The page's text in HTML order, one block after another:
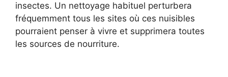
insectes. Un nettoyage habituel perturbera
fréquemment tous les sites où ces nuisibles
pourraient penser à vivre et supprimera toutes
les sources de nourriture.